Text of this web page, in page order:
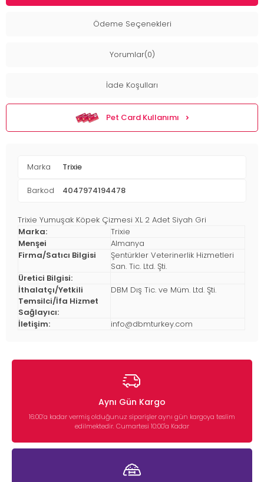
Ödeme Seçenekleri
Yorumlar(0)
İade Koşulları
Pet Card Kullanımı
Marka Trixie
Barkod 4047974194478
Trixie Yumuşak Köpek Çizmesi XL 2 Adet Siyah Gri
Marka:
Trixie
Menşei
Almanya
Firma/Satıcı Bilgisi
Şentürkler Veterinerlik Hizmetleri
San. Tic. Ltd. Şti.
Üretici Bilgisi:
İthalatçı/Yetkili
Temsilci/İfa Hizmet
Sağlayıcı:
DBM Dış Tic. ve Müm. Ltd. Şti.
İletişim: info@dbmturkey.com
Aynı Gün Kargo
16:00’a kadar vermiş olduğunuz siparişler aynı gün kargoya teslim
edilmektedir. Cumartesi 10:00'a Kadar